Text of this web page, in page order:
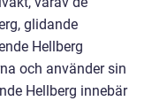
glidande
Hellberg
och använder sin
Hellberg innebär